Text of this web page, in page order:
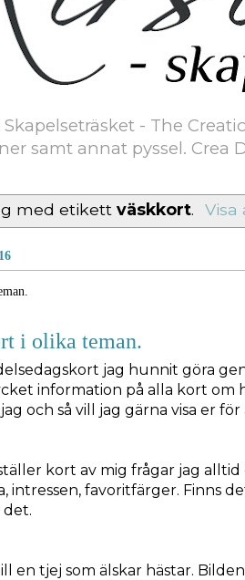
- The
samt annat pyssel. Crea
med etikett väskkort. Visa
i olika teman.
jag hunnit göra
information på alla kort om
och så vill jag gärna visa er
kort av mig frågar jag
intressen, favoritfärger. Finns
det.
en tjej som älskar hästar.